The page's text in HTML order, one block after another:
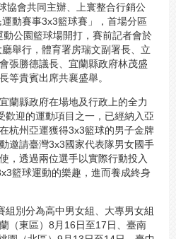
協會共同主辦、上寰整合行銷公
動賽事3x3籃球賽」，首場分區
公園籃球場開打，賽前記者會於
舉行，體育署房瑞文副署長、立
張勝德議長、宜蘭縣政府林茂盛
等貴賓出席共襄盛舉。
蘭縣政府在場地及行政上的全力
歡迎的運動項目之一，已經納入亞
杭州亞運獲得3x3籃球的男子金牌
邀請臺灣3x3國家代表隊男女國手
，透過兩位選手以實際行動投入
籃球運動的樂趣，進而養成終身
組別分為高中男女組、大專男女組
（東區）8月16日至17日、臺南